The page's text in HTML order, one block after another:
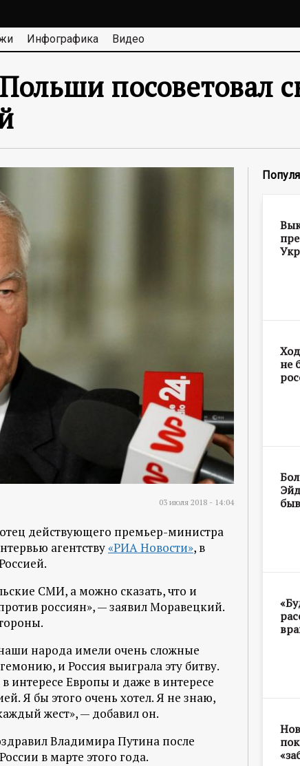
Инфографика Видео
посоветовал
03 июля 2018 - 14:04
действующего премьер-министра
агентству«РИА Новости», в
СМИ, а можно сказать, что и
россиян», — заявил Моравецкий.
народа имели очень сложные
и Россия выиграла эту битву.
интересе Европы и даже в интересе
Я бы этого очень хотел. Я не знаю,
жест», — добавил он.
Владимира Путина после
в марте этого года.
не